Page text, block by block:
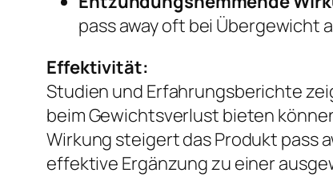
pass away oft bei Übergewicht
Effektivität:
Studien und Erfahrungsberichte
beim Gewichtsverlust bieten
Wirkung steigert das Produkt pass
effektive Ergänzung zu einer